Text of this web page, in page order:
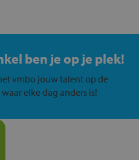
ben je op je plek!
vmbo jouw talent op de
elke dag anders is!